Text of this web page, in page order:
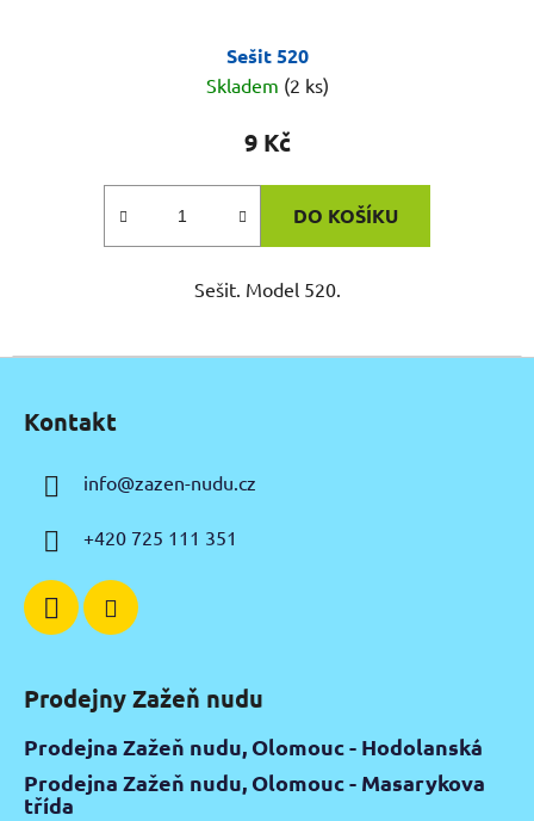
Sešit 520
Skladem (2 ks)
9 Kč
DO KOŠÍKU
Sešit. Model 520.
Kontakt
info@zazen-nudu.cz
+420 725 111 351
Prodejny Zažeň nudu
Prodejna Zažeň nudu, Olomouc - Hodolanská
Prodejna Zažeň nudu, Olomouc - Masarykova
třída